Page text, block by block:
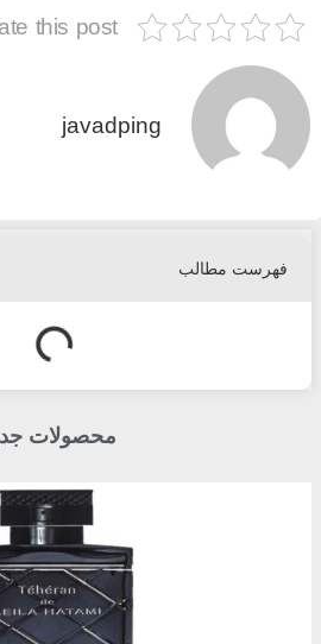
Rate this post
javadping
فهرست مطالب
محصولات جدید